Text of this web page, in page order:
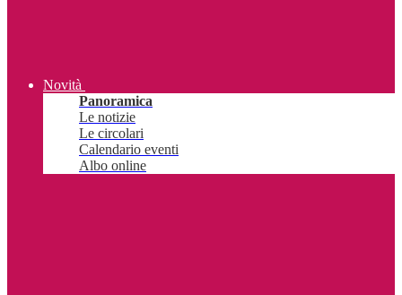
Novità
Panoramica
Le notizie
Le circolari
Calendario eventi
Albo online